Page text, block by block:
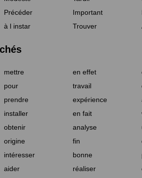
Précéder Important
à l instar Trouver
mettre en effet
pour travail
prendre expérience
installer en fait
obtenir analyse
origine fin
intéresser bonne
aider réaliser